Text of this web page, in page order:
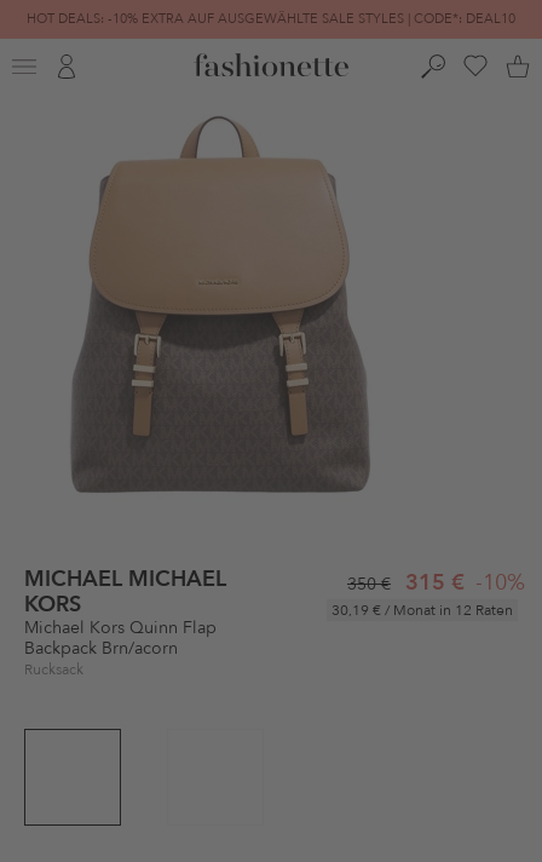
HOT DEALS: -10% EXTRA AUF AUSGEWÄHLTE SALE STYLES | CODE*: DEAL10
FINAL SALE | BIS ZU -80% REDUZIERT
MICHAEL MICHAEL
KORS
Michael Kors Quinn Flap
Backpack Brn/acorn
Rucksack
350 € 315 € -10%
30,19 € / Monat in 12 Raten